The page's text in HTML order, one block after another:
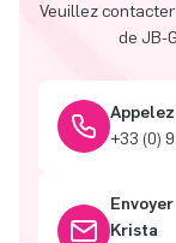
Veuillez
de JB-
+33 (0)
Krista